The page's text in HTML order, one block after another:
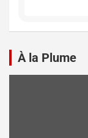
À la Plume